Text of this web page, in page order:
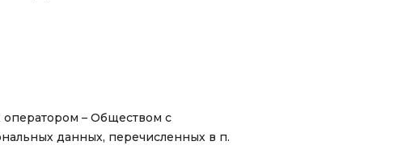
– Обществом с
данных, перечисленных в п.